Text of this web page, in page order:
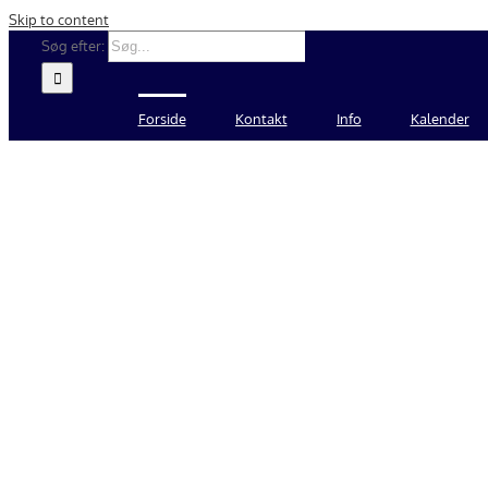
Skip to content
Søg efter:
Forside Kontakt Info Kalender